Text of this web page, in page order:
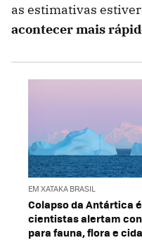
as estimativas
acontecer mais
EM XATAKA BRASIL
Colapso da Antártica
cientistas alertam
para fauna, flora e